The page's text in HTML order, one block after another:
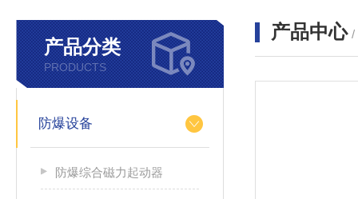
产品分类
PRODUCTS
防爆设备
防爆综合磁力起动器
产品中心 /